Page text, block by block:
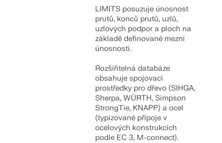
LIMITS posuzuje únosnost
prutů, konců prutů, uzlů,
uzlových podpor a ploch na
základě definované mezní
únosnosti.
Rozšiřitelná databáze
obsahuje spojovací
prostředky pro dřevo (SIHGA,
Sherpa, WÜRTH, Simpson
StrongTie, KNAPP) a ocel
(typizované přípoje v
ocelových konstrukcích
podle EC 3, M-connect).